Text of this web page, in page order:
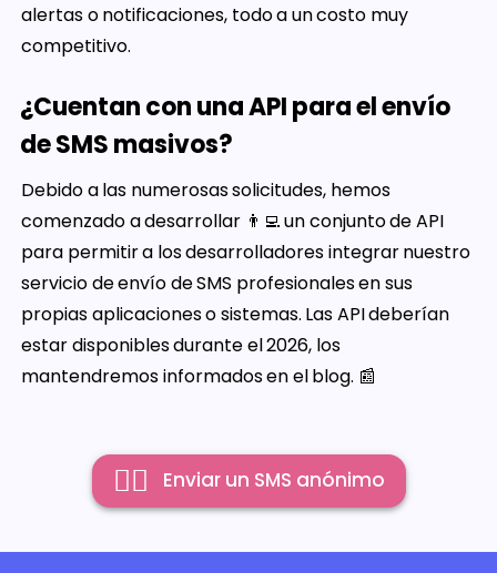
alertas o notificaciones, todo a un costo muy
competitivo.
¿Cuentan con una API para el envío
de SMS masivos?
Debido a las numerosas solicitudes, hemos
comenzado a desarrollar 👨‍💻 un conjunto de API
para permitir a los desarrolladores integrar nuestro
servicio de envío de SMS profesionales en sus
propias aplicaciones o sistemas. Las API deberían
estar disponibles durante el 2026, los
mantendremos informados en el blog. 📰
👉🏻 Enviar un SMS anónimo